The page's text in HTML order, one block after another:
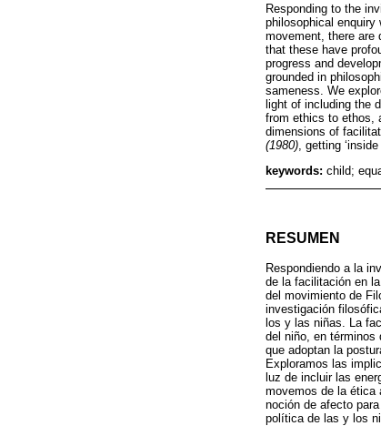
Responding to the
philosophical enquiry
movement, there are
that these have
progress and
grounded in
sameness. We
light of including the
from ethics to ethos,
dimensions of
(1980) , getting
keywords: child;
RESUMEN
Respondiendo a la
de la facilitación en
del movimiento de
investigación
los y las niñas. La
del niño, en
que adoptan la
Exploramos las
luz de incluir las
movemos de la ética
noción de afecto
política de las y los